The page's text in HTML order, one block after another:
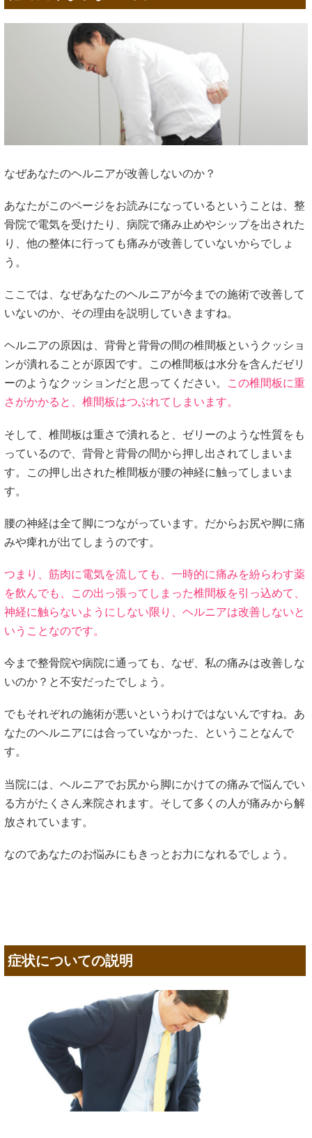
なぜあなたのヘルニアが改善しないのか？
あなたがこのページをお読みになっているということは、整
骨院で電気を受けたり、病院で痛み止めやシップを出された
り、他の整体に行っても痛みが改善していないからでしょ
う。
ここでは、なぜあなたのヘルニアが今までの施術で改善して
いないのか、その理由を説明していきますね。
ヘルニアの原因は、背骨と背骨の間の椎間板というクッショ
ンが潰れることが原因です。この椎間板は水分を含んだゼリ
ーのようなクッションだと思ってください。
この椎間板に重
さがかかると、椎間板はつぶれてしまいます。
そして、椎間板は重さで潰れると、ゼリーのような性質をも
っているので、背骨と背骨の間から押し出されてしまいま
す。この押し出された椎間板が腰の神経に触ってしまいま
す。
腰の神経は全て脚につながっています。だからお尻や脚に痛
みや痺れが出てしまうのです。
つまり、筋肉に電気を流しても、一時的に痛みを紛らわす薬
を飲んでも、この出っ張ってしまった椎間板を引っ込めて、
神経に触らないようにしない限り、ヘルニアは改善しないと
いうことなのです。
今まで整骨院や病院に通っても、なぜ、私の痛みは改善しな
いのか？と不安だったでしょう。
でもそれぞれの施術が悪いというわけではないんですね。あ
なたのヘルニアには合っていなかった、ということなんで
す。
当院には、ヘルニアでお尻から脚にかけての痛みで悩んでい
る方がたくさん来院されます。そして多くの人が痛みから解
放されています。
なのであなたのお悩みにもきっとお力になれるでしょう。
症状についての説明